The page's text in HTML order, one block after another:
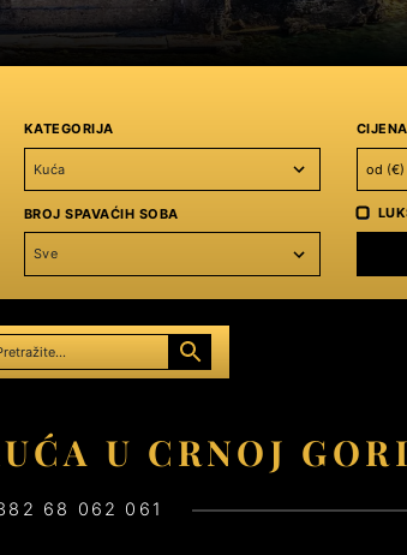
KATEGORIJA
Kuća
CIJENA
BROJ SPAVAĆIH SOBA
Sve
U CRNOJ GORI
68 062 061